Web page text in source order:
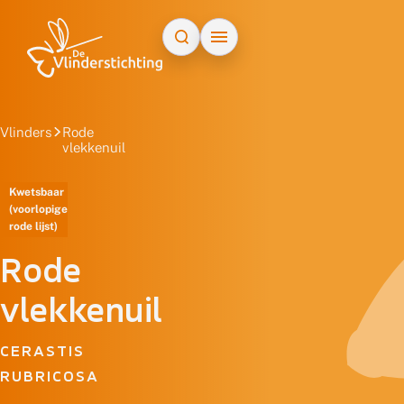
Vlinders
Rode
vlekkenuil
Kwetsbaar
(voorlopige
rode lijst)
Rode
vlekkenuil
CERASTIS
RUBRICOSA